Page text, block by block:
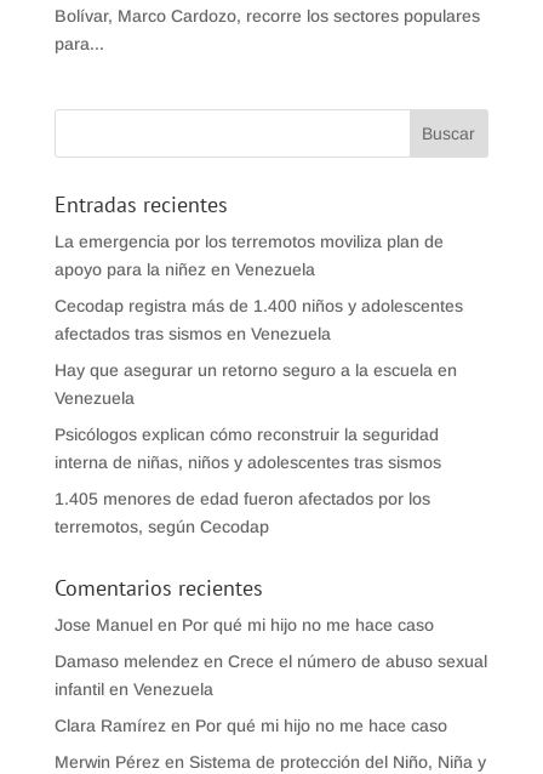
Bolívar, Marco Cardozo, recorre los sectores populares
para...
Entradas recientes
La emergencia por los terremotos moviliza plan de
apoyo para la niñez en Venezuela
Cecodap registra más de 1.400 niños y adolescentes
afectados tras sismos en Venezuela
Hay que asegurar un retorno seguro a la escuela en
Venezuela
Psicólogos explican cómo reconstruir la seguridad
interna de niñas, niños y adolescentes tras sismos
1.405 menores de edad fueron afectados por los
terremotos, según Cecodap
Comentarios recientes
Jose Manuelen Por qué mi hijo no me hace caso
Damaso melendezen Crece el número de abuso sexual
infantil en Venezuela
Clara Ramírezen Por qué mi hijo no me hace caso
Merwin Pérezen Sistema de protección del Niño, Niña y